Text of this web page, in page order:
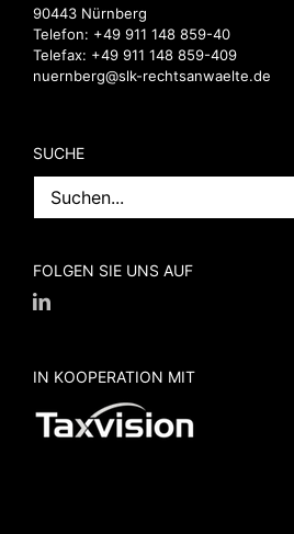
90443 Nürnberg
Telefon: +49 911 148 859-40
Telefax: +49 911 148 859-409
nuernberg@slk-rechtsanwaelte.de
SUCHE
nach:
FOLGEN SIE UNS AUF
IN KOOPERATION MIT